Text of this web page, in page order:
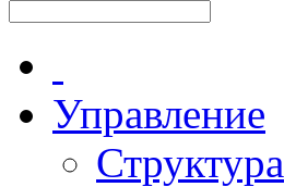
Управление
Структура